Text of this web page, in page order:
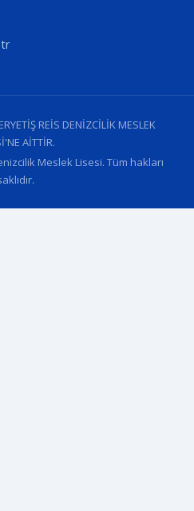
REİS DENİZCİLİK MESLEK
AİTTİR.
Meslek Lisesi. Tüm hakları